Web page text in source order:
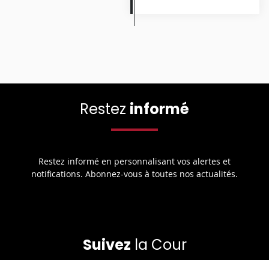
Restez informé
Restez informé en personnalisant vos alertes et
notifications. Abonnez-vous à toutes nos actualités.
Suivez la Cour